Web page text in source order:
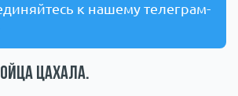
к нашему телеграм-
ЦАХАЛа.